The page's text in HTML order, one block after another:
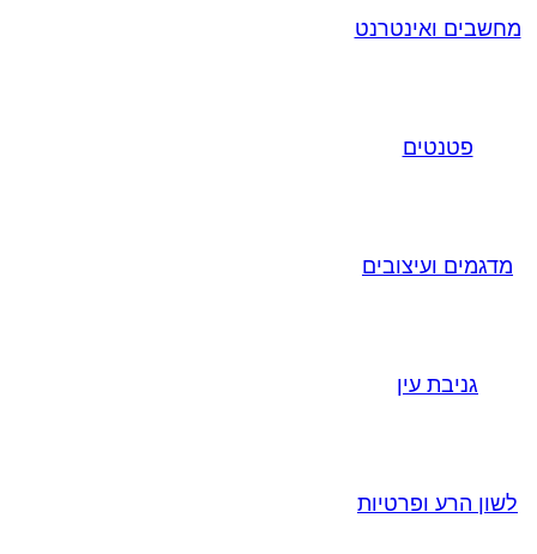
מחשבים ואינטרנט
פטנטים
מדגמים ועיצובים
גניבת עין
לשון הרע ופרטיות